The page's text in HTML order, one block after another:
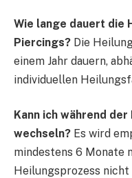
Wie lange dauert die
Piercings? Die
einem Jahr dauern,
individuellen
Kann ich während
wechseln? Es wird
mindestens 6 Monate
Heilungsprozess nicht